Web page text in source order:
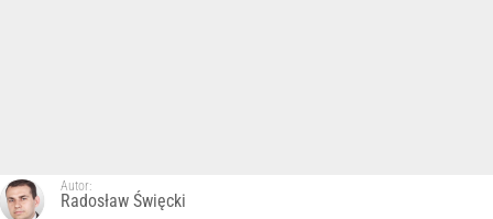
Autor:
Radosław Święcki